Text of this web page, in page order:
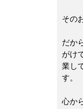
その
だか
がけ
業し
す。
心か